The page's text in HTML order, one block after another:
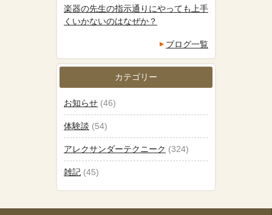
楽器の先生の指示通りにやっても上手
くいかないのはなぜか？
ブログ一覧
カテゴリー
お知らせ (46)
体験談 (54)
アレクサンダーテクニーク (324)
雑記 (45)